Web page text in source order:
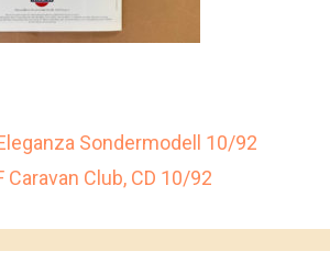
Sondermodell 10/92
Caravan Club, CD 10/92